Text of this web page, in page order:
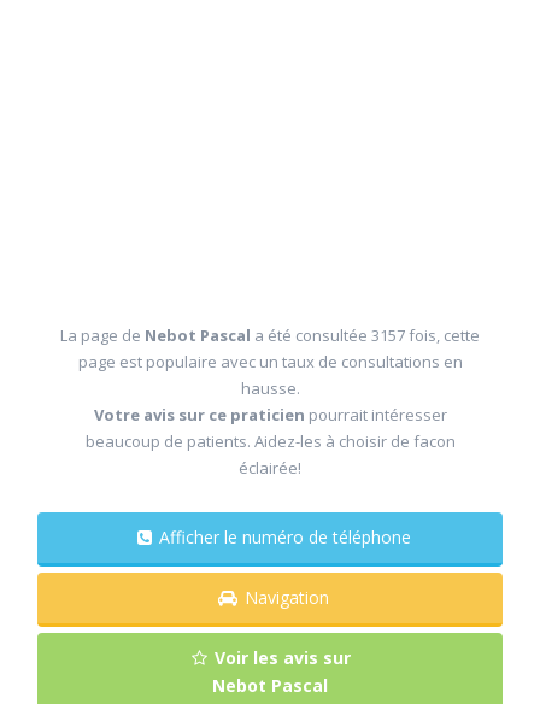
La page de Nebot Pascal a été consultée 3157 fois, cette
page est populaire avec un taux de consultations en
hausse.
Votre avis sur ce praticien pourrait intéresser
beaucoup de patients. Aidez-les à choisir de facon
éclairée!
Afficher le numéro de téléphone
Navigation
Voir les avis sur
Nebot Pascal